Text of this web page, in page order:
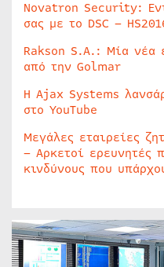
Novatron Security:
σας με το DSC –
Rakson S.A.: Μία νέα
από την Golmar
Η Ajax Systems
στο YouTube
Μεγάλες εταιρείες
– Αρκετοί ερευνητές
κινδύνους που